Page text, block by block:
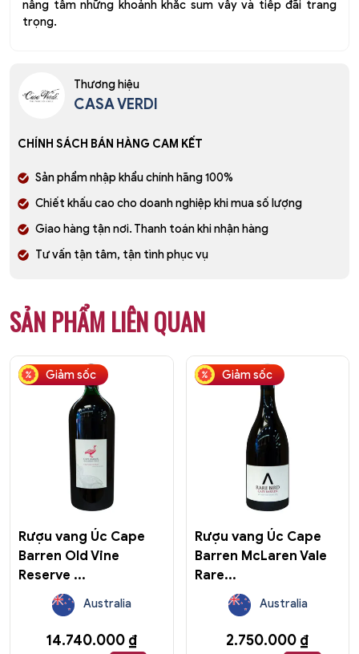
nâng tầm những khoảnh khắc sum vầy và tiếp đãi trang
trọng.
Thương hiệu
CASA VERDI
CHÍNH SÁCH BÁN HÀNG CAM KẾT
Sản phẩm nhập khẩu chính hãng 100%
Chiết khấu cao cho doanh nghiệp khi mua số lượng
Giao hàng tận nơi. Thanh toán khi nhận hàng
Tư vấn tận tâm, tận tình phục vụ
SẢN PHẨM LIÊN QUAN
Giảm sốc
Rượu vang Úc Cape
Barren Old Vine
Reserve ...
Australia
14.740.000 ₫
Giảm sốc
Rượu vang Úc Cape
Barren McLaren Vale
Rare...
Australia
2.750.000 ₫